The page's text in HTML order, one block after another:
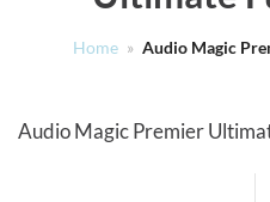
Home » Audio Magic
Audio Magic Premier